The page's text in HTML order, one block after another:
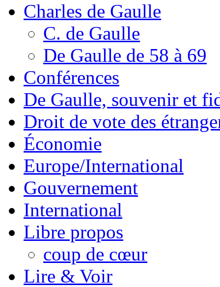
Charles de Gaulle
C. de Gaulle
De Gaulle de 58 à 69
Conférences
De Gaulle, souvenir et
Droit de vote des
Économie
Europe/International
Gouvernement
International
Libre propos
coup de cœur
Lire & Voir